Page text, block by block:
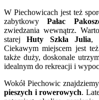
W Piechowicach jest też
zabytkowyPałac
zwiedzania wewnątrz.
starejHuty Szkła Julia,
Ciekawym miejscem jest też
także duży, doskonale
idealnym do rekreacji i
Wokół Piechowic znajdziemy
pieszych i rowerowych.